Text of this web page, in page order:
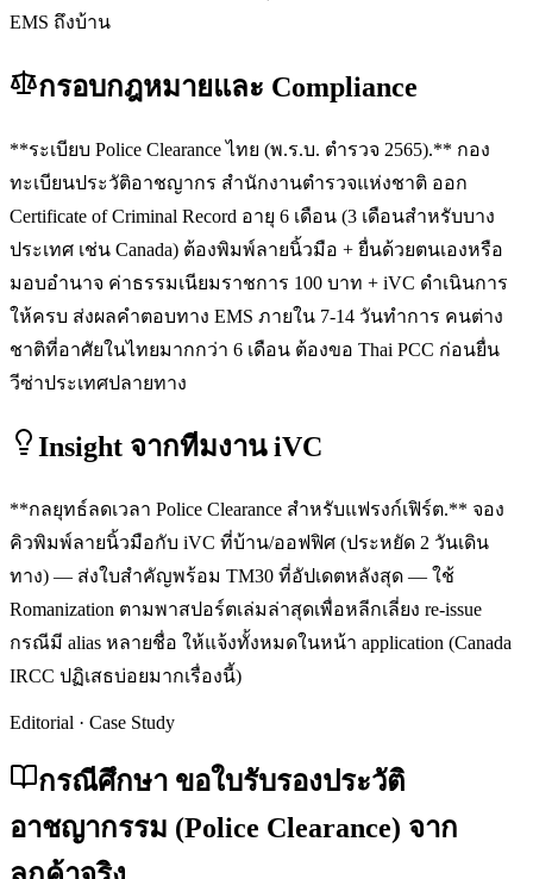
EMS ถึงบ้าน
กรอบกฎหมายและ Compliance
**ระเบียบ Police Clearance ไทย (พ.ร.บ. ตำรวจ 2565).** กอง
ทะเบียนประวัติอาชญากร สำนักงานตำรวจแห่งชาติ ออก
Certificate of Criminal Record อายุ 6 เดือน (3 เดือนสำหรับบาง
ประเทศ เช่น Canada) ต้องพิมพ์ลายนิ้วมือ + ยื่นด้วยตนเองหรือ
มอบอำนาจ ค่าธรรมเนียมราชการ 100 บาท + iVC ดำเนินการ
ให้ครบ ส่งผลคำตอบทาง EMS ภายใน 7-14 วันทำการ คนต่าง
ชาติที่อาศัยในไทยมากกว่า 6 เดือน ต้องขอ Thai PCC ก่อนยื่น
วีซ่าประเทศปลายทาง
Insight จากทีมงาน iVC
**กลยุทธ์ลดเวลา Police Clearance สำหรับแฟรงก์เฟิร์ต.** จอง
คิวพิมพ์ลายนิ้วมือกับ iVC ที่บ้าน/ออฟฟิศ (ประหยัด 2 วันเดิน
ทาง) — ส่งใบสำคัญพร้อม TM30 ที่อัปเดตหลังสุด — ใช้
Romanization ตามพาสปอร์ตเล่มล่าสุดเพื่อหลีกเลี่ยง re-issue
กรณีมี alias หลายชื่อ ให้แจ้งทั้งหมดในหน้า application (Canada
IRCC ปฏิเสธบ่อยมากเรื่องนี้)
Editorial · Case Study
กรณีศึกษา ขอใบรับรองประวัติ
อาชญากรรม (Police Clearance) จาก